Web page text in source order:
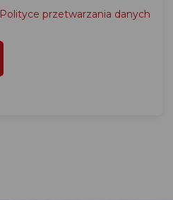
Polityce przetwarzania danych